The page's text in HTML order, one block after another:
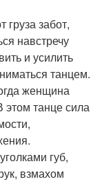
забот,
навстречу
и усилить
танцем.
женщина
этом танце сила
губ,
взмахом